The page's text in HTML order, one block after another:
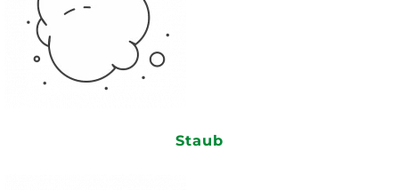
Staub